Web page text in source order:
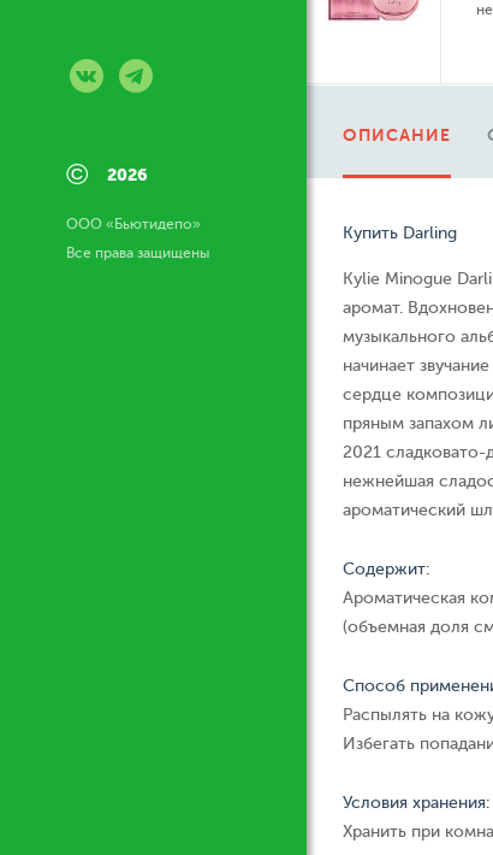
© 2026
ООО «Бьютидепо»
Все права защищены
ОПИСАНИЕ
Купить Darling
Kylie Minogue
аромат.
музыкального
начинает
сердце
пряным запахом
2021 сладковато-
нежнейшая
ароматический
Содержит:
Ароматическая
(объемная доля
Способ
Распылять на
Избегать
Условия хранения:
Хранить при